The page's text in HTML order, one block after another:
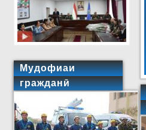
Мудофиаи
гражданӣ